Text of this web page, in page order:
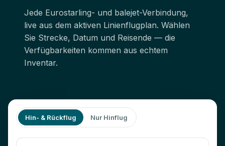
Jede Eurostarling- und balejet-Verbindung,
live aus dem aktiven Linienflugplan. Wählen
Sie Strecke, Datum und Reisende — die
Verfügbarkeiten kommen aus echtem
Inventar.
Hin- & Rückflug Nur Hinflug